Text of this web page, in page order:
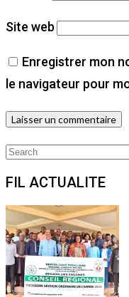
Site web
Enregistrer mon
le navigateur pour
Search
FIL ACTUALITE